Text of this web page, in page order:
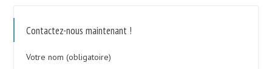
Contactez-nous maintenant !
Votre nom (obligatoire)